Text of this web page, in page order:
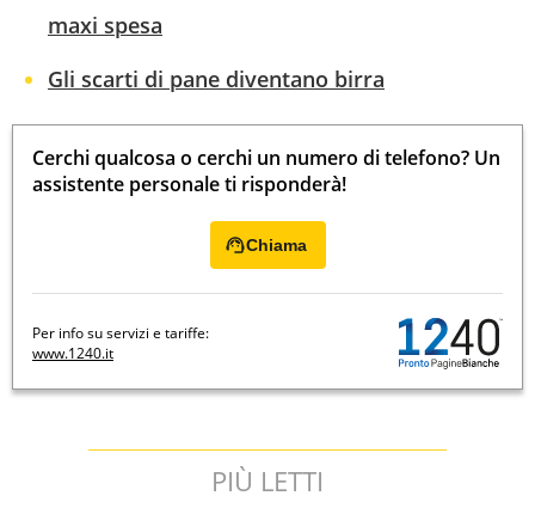
maxi spesa
Gli scarti di pane diventano birra
Cerchi qualcosa o cerchi un numero di telefono? Un
assistente personale ti risponderà!
Chiama
Per info su servizi e tariffe:
www.1240.it
PIÙ LETTI